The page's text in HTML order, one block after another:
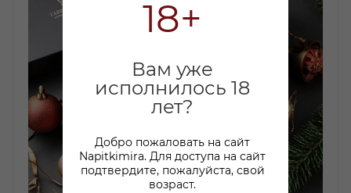
18+
Вам уже
исполнилось 18
лет?
Добро пожаловать на сайт
Napitkimira. Для доступа на сайт
подтвердите, пожалуйста, свой
возраст.